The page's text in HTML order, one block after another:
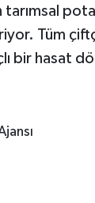
Tüm
bir hasat